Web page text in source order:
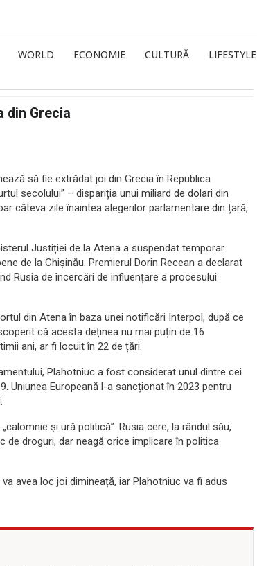
WORLD ECONOMIE CULTURĂ LIFESTYLE
din Grecia
să fie extrădat joi din Grecia în Republica
secolului” – dispariția unui miliard de dolari din
câteva zile înaintea alegerilor parlamentare din țară,
Justiției de la Atena a suspendat temporar
de la Chișinău. Premierul Dorin Recean a declarat
Rusia de încercări de influențare a procesului
din Atena în baza unei notificări Interpol, după ce
că acesta deținea nu mai puțin de 16
ani, ar fi locuit în 22 de țări.
Plahotniuc a fost considerat unul dintre cei
Uniunea Europeană l-a sancționat în 2023 pentru
și ură politică”. Rusia cere, la rândul său,
de droguri, dar neagă orice implicare în politica
avea loc joi dimineață, iar Plahotniuc va fi adus